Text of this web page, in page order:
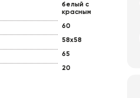
белый с
красным
60
58x58
65
20